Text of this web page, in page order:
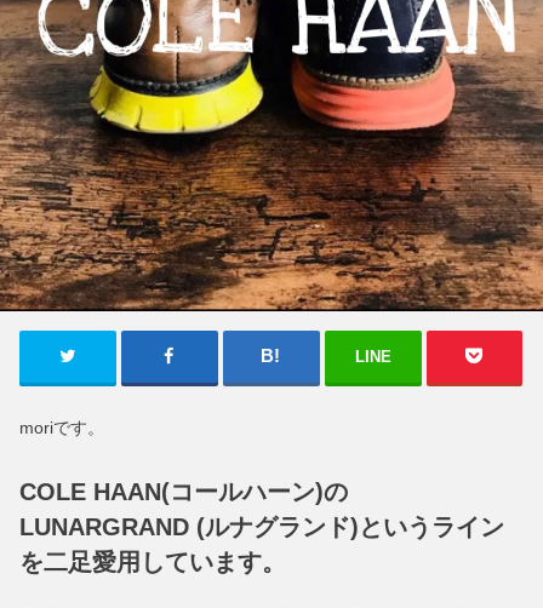
LINE
moriです。
COLE HAAN(コールハーン)の
LUNARGRAND (ルナグランド)というライン
を二足愛用しています。